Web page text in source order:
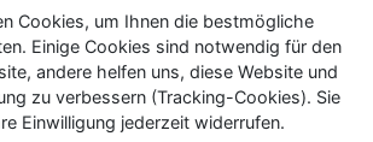
Cookies, um Ihnen die bestmögliche
Einige Cookies sind notwendig für den
andere helfen uns, diese Website und
zu verbessern (Tracking-Cookies). Sie
Einwilligung jederzeit widerrufen.